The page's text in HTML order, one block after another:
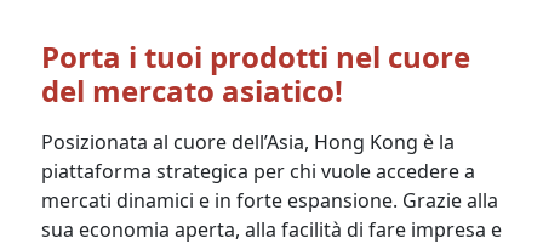
Porta i tuoi prodotti nel cuore
del mercato asiatico!
Posizionata al cuore dell’Asia, Hong Kong è la
piattaforma strategica per chi vuole accedere a
mercati dinamici e in forte espansione. Grazie alla
sua economia aperta, alla facilità di fare impresa e